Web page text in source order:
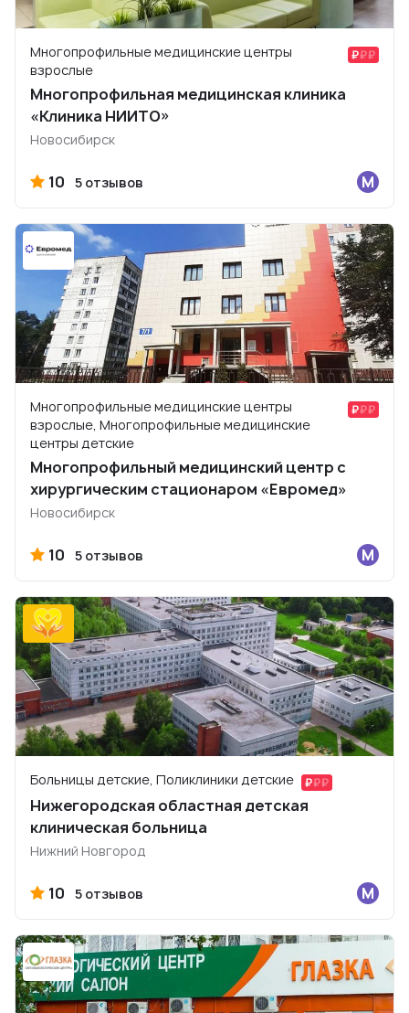
Многопрофильные медицинские центры
взрослые
Многопрофильная медицинская клиника
«Клиника НИИТО»
Новосибирск
10 5 отзывов
Многопрофильные медицинские центры
взрослые, Многопрофильные медицинские
центры детские
Многопрофильный медицинский центр с
хирургическим стационаром «Евромед»
Новосибирск
10 5 отзывов
Больницы детские, Поликлиники детские
Нижегородская областная детская
клиническая больница
Нижний Новгород
10 5 отзывов